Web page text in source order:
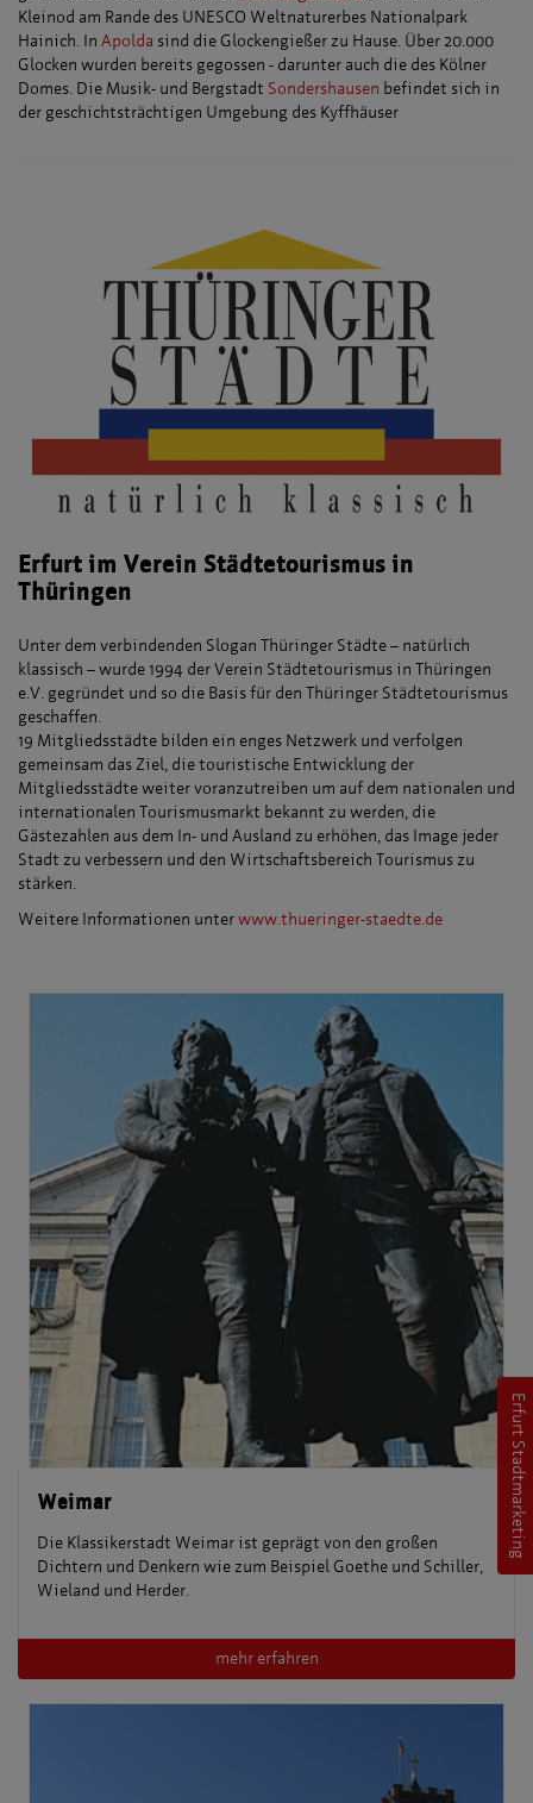
Kleinod am Rande des UNESCO Weltnaturerbes Nationalpark
Hainich. In Apolda sind die Glockengießer zu Hause. Über 20.000
Glocken wurden bereits gegossen - darunter auch die des Kölner
Domes. Die Musik- und Bergstadt Sondershausen befindet sich in
der geschichtsträchtigen Umgebung des Kyffhäuser
Erfurt im Verein Städtetourismus in
Thüringen
Unter dem verbindenden Slogan Thüringer Städte – natürlich
klassisch – wurde 1994 der Verein Städtetourismus in Thüringen
e.V. gegründet und so die Basis für den Thüringer Städtetourismus
geschaffen.
19 Mitgliedsstädte bilden ein enges Netzwerk und verfolgen
gemeinsam das Ziel, die touristische Entwicklung der
Mitgliedsstädte weiter voranzutreiben um auf dem nationalen und
internationalen Tourismusmarkt bekannt zu werden, die
Gästezahlen aus dem In- und Ausland zu erhöhen, das Image jeder
Stadt zu verbessern und den Wirtschaftsbereich Tourismus zu
stärken.
Weitere Informationen unterwww.thueringer-staedte.de
Weimar
Die Klassikerstadt Weimar ist geprägt von den großen
Dichtern und Denkern wie zum Beispiel Goethe und Schiller,
Wieland und Herder.
mehr erfahren
Erfurt Stadtmarketing